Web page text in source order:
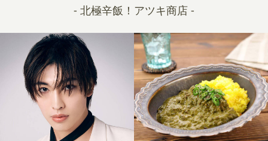
- 北極辛飯！アツキ商店 -